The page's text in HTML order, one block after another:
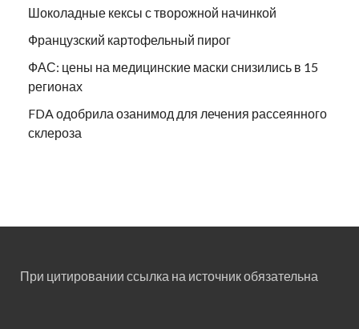
Шоколадные кексы с творожной начинкой
Французский картофельный пирог
ФАС: цены на медицинские маски снизились в 15
регионах
FDA одобрила озанимод для лечения рассеянного
склероза
При цитировании ссылка на источник обязательна